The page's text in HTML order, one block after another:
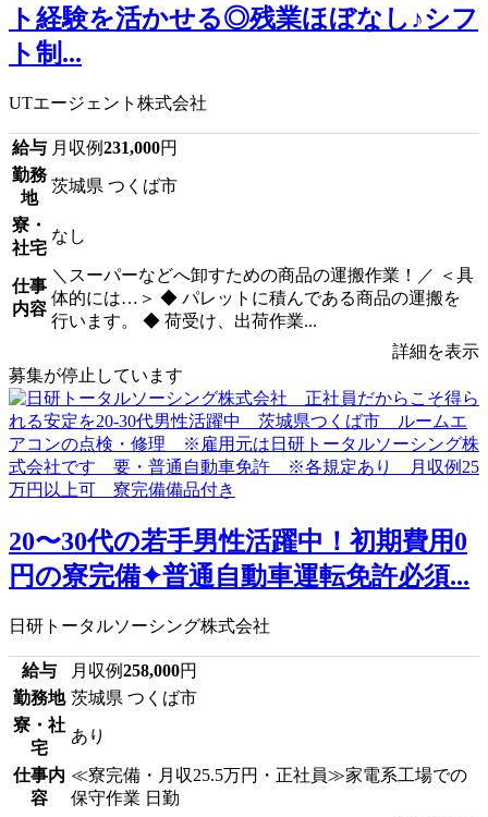
ト経験を活かせる◎残業ほぼなし♪シフ
ト制...
UTエージェント株式会社
給与 月収例231,000円
勤務
地
茨城県 つくば市
寮・
社宅
なし
仕事
内容
＼スーパーなどへ卸すための商品の運搬作業！／ ＜具
体的には…＞ ◆ パレットに積んである商品の運搬を
行います。 ◆ 荷受け、出荷作業...
詳細を表示
募集が停止しています
20〜30代の若手男性活躍中！初期費用0
円の寮完備✦普通自動車運転免許必須...
日研トータルソーシング株式会社
給与 月収例258,000円
勤務地 茨城県 つくば市
寮・社
宅
あり
仕事内
容
≪寮完備・月収25.5万円・正社員≫家電系工場での
保守作業 日勤